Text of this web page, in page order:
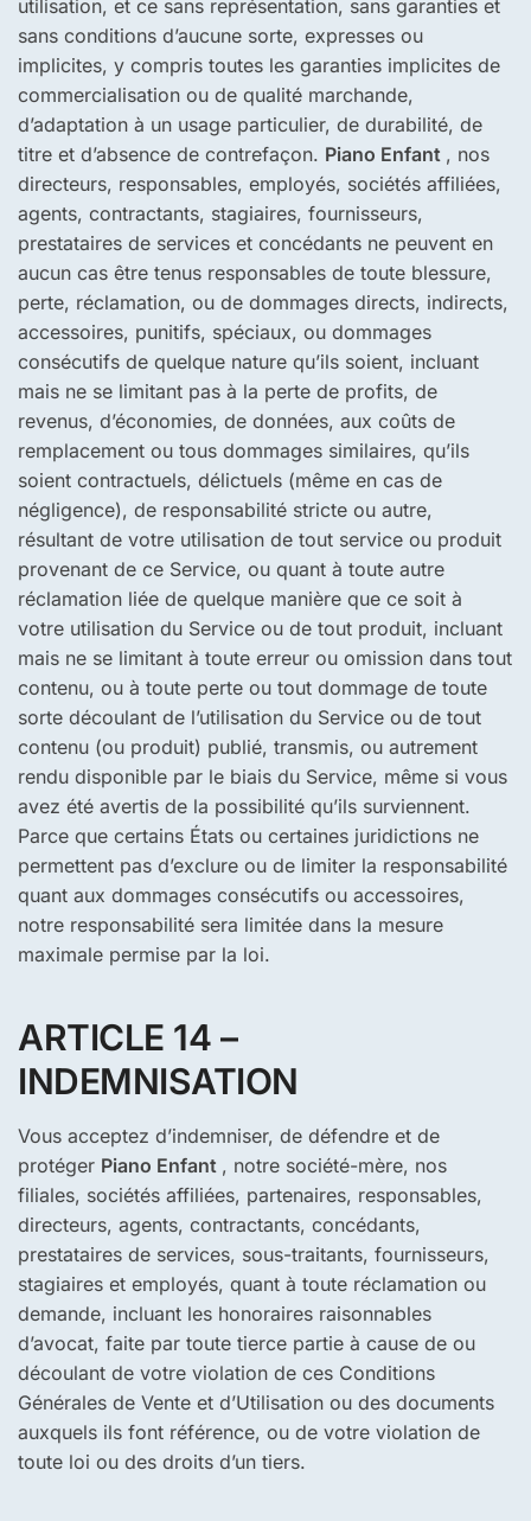
utilisation, et ce sans représentation, sans garanties et
sans conditions d’aucune sorte, expresses ou
implicites, y compris toutes les garanties implicites de
commercialisation ou de qualité marchande,
d’adaptation à un usage particulier, de durabilité, de
titre et d’absence de contrefaçon. Piano Enfant , nos
directeurs, responsables, employés, sociétés affiliées,
agents, contractants, stagiaires, fournisseurs,
prestataires de services et concédants ne peuvent en
aucun cas être tenus responsables de toute blessure,
perte, réclamation, ou de dommages directs, indirects,
accessoires, punitifs, spéciaux, ou dommages
consécutifs de quelque nature qu’ils soient, incluant
mais ne se limitant pas à la perte de profits, de
revenus, d’économies, de données, aux coûts de
remplacement ou tous dommages similaires, qu’ils
soient contractuels, délictuels (même en cas de
négligence), de responsabilité stricte ou autre,
résultant de votre utilisation de tout service ou produit
provenant de ce Service, ou quant à toute autre
réclamation liée de quelque manière que ce soit à
votre utilisation du Service ou de tout produit, incluant
mais ne se limitant à toute erreur ou omission dans tout
contenu, ou à toute perte ou tout dommage de toute
sorte découlant de l’utilisation du Service ou de tout
contenu (ou produit) publié, transmis, ou autrement
rendu disponible par le biais du Service, même si vous
avez été avertis de la possibilité qu’ils surviennent.
Parce que certains États ou certaines juridictions ne
permettent pas d’exclure ou de limiter la responsabilité
quant aux dommages consécutifs ou accessoires,
notre responsabilité sera limitée dans la mesure
maximale permise par la loi.
ARTICLE 14 –
INDEMNISATION
Vous acceptez d’indemniser, de défendre et de
protéger Piano Enfant , notre société-mère, nos
filiales, sociétés affiliées, partenaires, responsables,
directeurs, agents, contractants, concédants,
prestataires de services, sous-traitants, fournisseurs,
stagiaires et employés, quant à toute réclamation ou
demande, incluant les honoraires raisonnables
d’avocat, faite par toute tierce partie à cause de ou
découlant de votre violation de ces Conditions
Générales de Vente et d’Utilisation ou des documents
auxquels ils font référence, ou de votre violation de
toute loi ou des droits d’un tiers.